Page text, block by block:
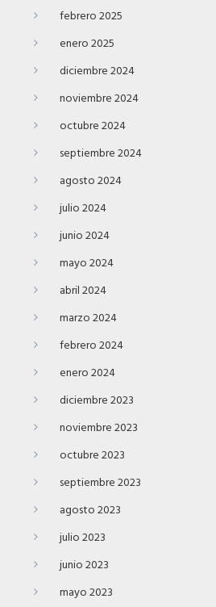
febrero 2025
enero 2025
diciembre 2024
noviembre 2024
octubre 2024
septiembre 2024
agosto 2024
julio 2024
junio 2024
mayo 2024
abril 2024
marzo 2024
febrero 2024
enero 2024
diciembre 2023
noviembre 2023
octubre 2023
septiembre 2023
agosto 2023
julio 2023
junio 2023
mayo 2023